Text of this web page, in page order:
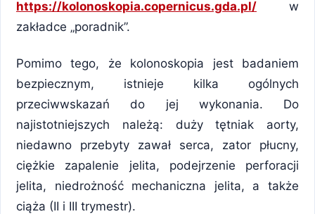
https://kolonoskopia.copernicus.gda.pl/ w
zakładce „poradnik”.
Pomimo tego, że kolonoskopia jest badaniem
bezpiecznym, istnieje kilka ogólnych
przeciwwskazań do jej wykonania. Do
najistotniejszych należą: duży tętniak aorty,
niedawno przebyty zawał serca, zator płucny,
ciężkie zapalenie jelita, podejrzenie perforacji
jelita, niedrożność mechaniczna jelita, a także
ciąża (II i III trymestr).